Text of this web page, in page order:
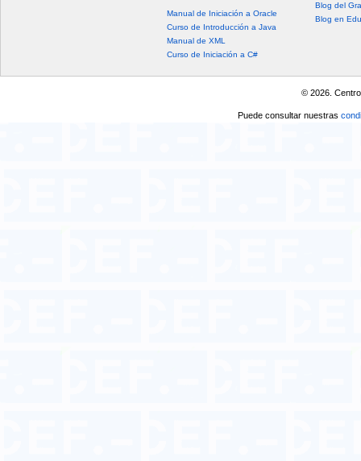
Manual de Iniciación a Oracle
Curso de Introducción a Java
Manual de XML
Curso de Iniciación a C#
Blog del
Blog en
© 2026.
Puede consultar nuestras